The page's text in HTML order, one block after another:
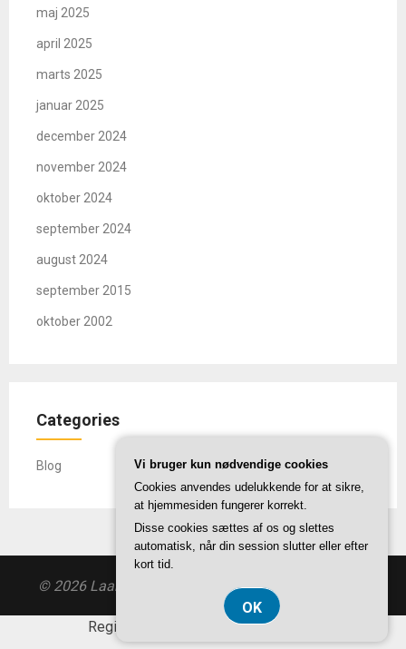
maj 2025
april 2025
marts 2025
januar 2025
december 2024
november 2024
oktober 2024
september 2024
august 2024
september 2015
oktober 2002
Categories
Blog
© 2026 Laantrods-rki.dk | Theme bySuperbThemes
Registreringsnummer DK-37407739
Vi bruger kun nødvendige cookies
Cookies anvendes udelukkende for at sikre,
at hjemmesiden fungerer korrekt.
Disse cookies sættes af os og slettes
automatisk, når din session slutter eller efter
kort tid.
OK